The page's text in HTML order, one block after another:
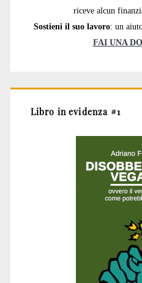
riceve alcun
Sostieni il suo lavoro: un
FAI UNA
Libro in evidenza #1